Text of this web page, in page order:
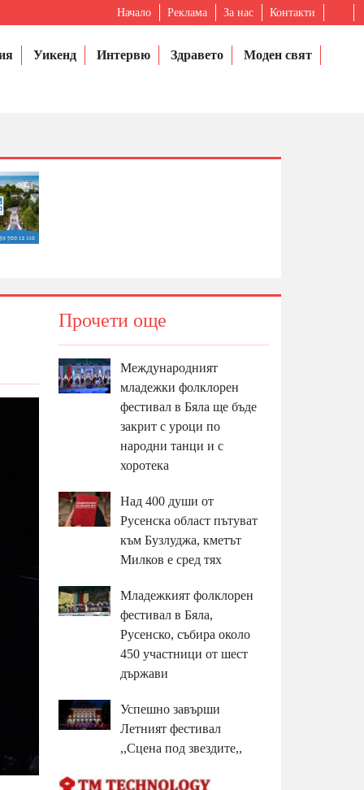
Начало Реклама За нас Контакти
Уикенд Интервю Здравето Моден свят
Прочети още
Международният
младежки фолклорен
фестивал в Бяла ще бъде
закрит с уроци по
народни танци и с
хоротека
Над 400 души от
Русенска област пътуват
към Бузлуджа, кметът
Милков е сред тях
Младежкият фолклорен
фестивал в Бяла,
Русенско, събира около
450 участници от шест
държави
Успешно завърши
Летният фестивал
,,Сцена под звездите,,